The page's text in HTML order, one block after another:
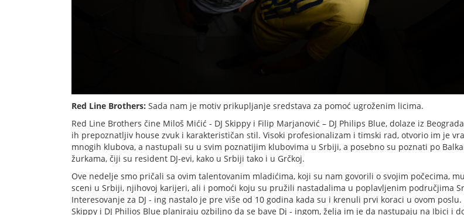
Red Line Brothers: Sada nam je motiv prikupljanje sredstava za pomoć ugroženim licima.
Red Line Brothers čine Miloš Mićić - DJ Skippy i Filip Marjanović – DJ Philips Blue, dolaze iz
ih prepoznatljiv house zvuk i karakterističan stil. Visoki profesionalizam i timski rad, otvorio im je
mnogih klubova, a nastupali su u svim poznatijim klubovima u Srbiji, a posebno su poznati po
žurkama, čiji su resident DJ-evi, kako u Srbiji tako i u Grčkoj.
Ove nedelje smo pričali sa ovim talentovanim mladićima, koji su nam govorili o svojim počecima,
sceni u Srbiji, njihovoj karijeri, ali i pomoći koju su pružili nastadalima u poplavljenim područjima
Interesovanje za DJ - ing nastalo je pre više od 10 godina kada su i krenuli prvi koraci u ovom poslu.
Skippy i DJ Philios Blue planiraju ozbiljno da se bave Dj - ingom, želja im je da nastupaju na Ibici i